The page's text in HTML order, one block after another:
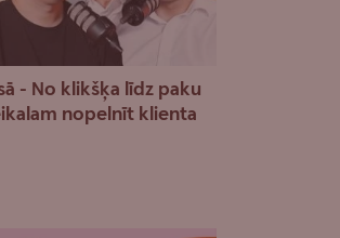
- No klikšķa līdz paku
nopelnīt klienta